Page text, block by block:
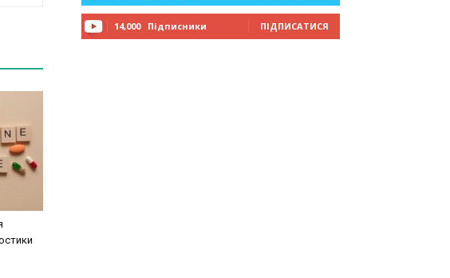
14,000 Підписники ПІДПИСАТИСЯ